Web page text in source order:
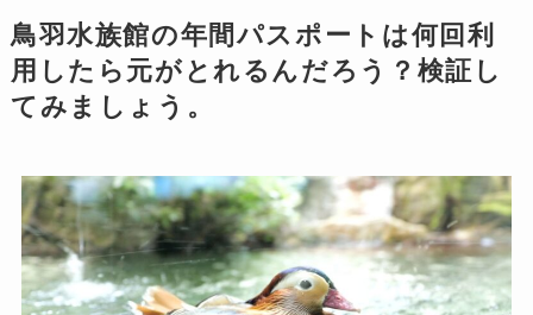
鳥羽水族館の年間パスポートは何回利
用したら元がとれるんだろう？検証し
てみましょう。